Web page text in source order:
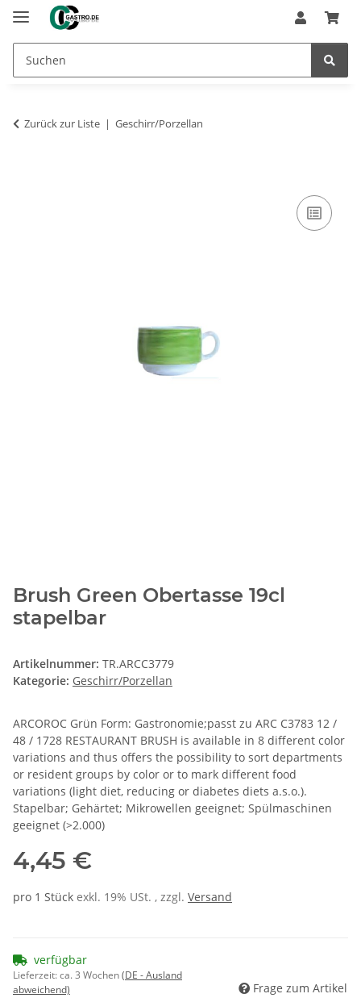
Zurück zur Liste Geschirr/Porzellan
Brush Green Obertasse 19cl
stapelbar
Artikelnummer: TR.ARCC3779
Kategorie: Geschirr/Porzellan
ARCOROC Grün Form: Gastronomie;passt zu ARC C3783 12 /
48 / 1728 RESTAURANT BRUSH is available in 8 different color
variations and thus offers the possibility to sort departments
or resident groups by color or to mark different food
variations (light diet, reducing or diabetes diets a.s.o.).
Stapelbar; Gehärtet; Mikrowellen geeignet; Spülmaschinen
geeignet (>2.000)
4,45 €
pro 1 Stück exkl. 19% USt. , zzgl. Versand
verfügbar
Lieferzeit:ca. 3 Wochen(DE - Ausland
abweichend)
Frage zum Artikel